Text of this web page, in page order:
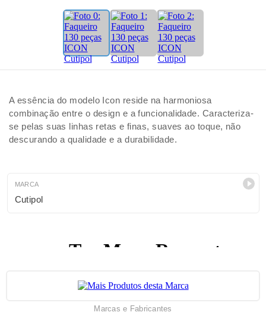
A essência do modelo Icon reside na harmoniosa
combinação entre o design e a funcionalidade. Caracteriza-
se pelas suas linhas retas e finas, suaves ao toque, não
descurando a qualidade e a durabilidade.
MARCA
Cutipol
Marcas e Fabricantes